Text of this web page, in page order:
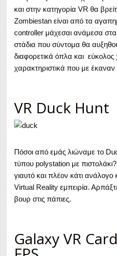
και στην κατηγορία VR θα
Zombiestan είναι από τα
controller μάχεσαι ανάμεσα
στάδια που σύντομα θα
διαφορετικά όπλα και εύκολος
χαρακτηριστικά που με
VR Duck Hunt
Πόσοι από εμάς λιώναμε το
τύπου polystation με
γιαυτό και πλέον κάτι ανάλογο
Virtual Reality εμπειρία.
βουρ στις πάπιες.
Galaxy VR